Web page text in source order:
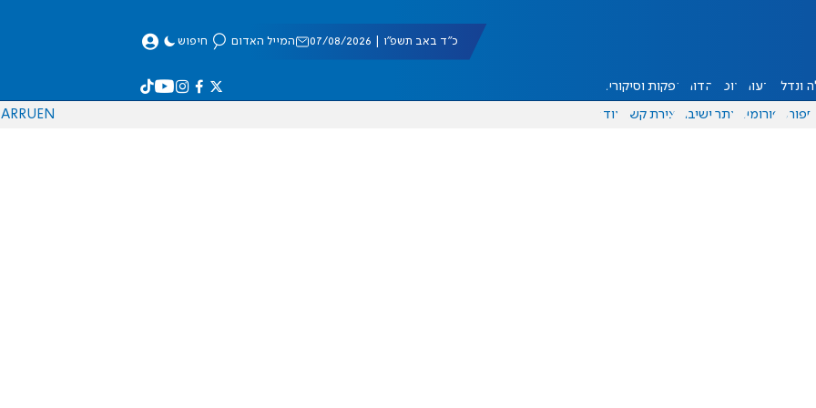
כ"ד באב תשפ"ו | 07/08/2026 המייל האדום חיפוש
ונדל"ן דעות אוכל יהדות הפקות וסיקורים
ספורט פורומים אתר ישיבה יצירת קשר עוד EN
RU
AR